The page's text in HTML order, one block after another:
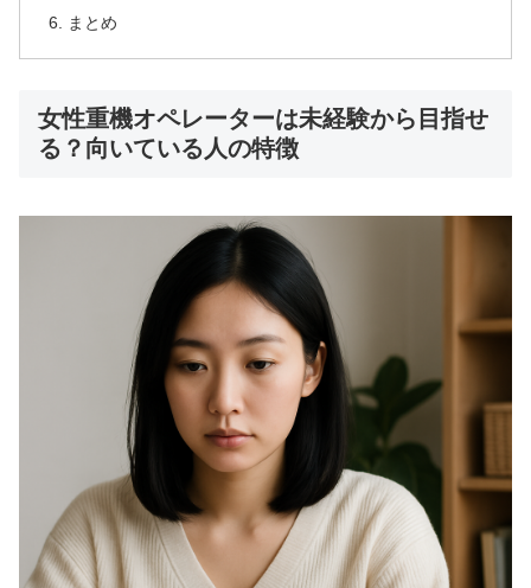
まとめ
女性重機オペレーターは未経験から目指せ
る？向いている人の特徴